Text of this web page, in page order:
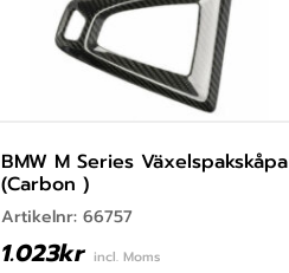
BMW M Series Växelspakskåpa
(Carbon )
Artikelnr: 66757
1.023kr incl. Moms